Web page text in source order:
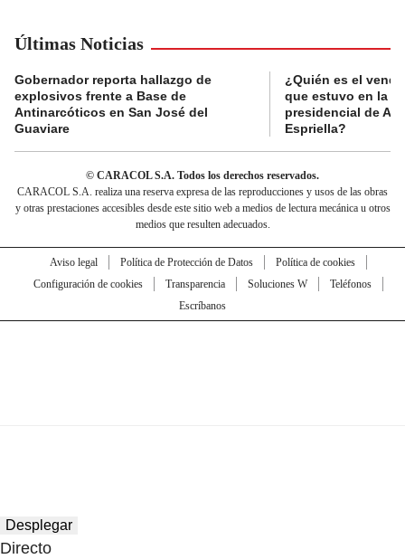
Últimas Noticias
Gobernador reporta hallazgo de
explosivos frente a Base de
Antinarcóticos en San José del
Guaviare
¿Quién es el
que estuvo en la
presidencial de
Espriella?
© CARACOL S.A. Todos los derechos reservados.
CARACOL S.A. realiza una reserva expresa de las reproducciones y usos de las obras
y otras prestaciones accesibles desde este sitio web a medios de lectura mecánica u otros
medios que resulten adecuados.
Aviso legal Política de Protección de Datos
Política de cookies
Configuración de cookies
Transparencia Soluciones W
Teléfonos
Escríbanos
Desplegar
Directo